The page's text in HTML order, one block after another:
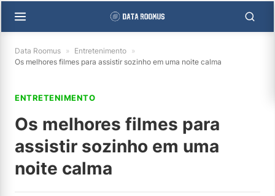
Data Roomus » Entretenimento »
Os melhores filmes para assistir sozinho em uma noite calma
ENTRETENIMENTO
Os melhores filmes para
assistir sozinho em uma
noite calma